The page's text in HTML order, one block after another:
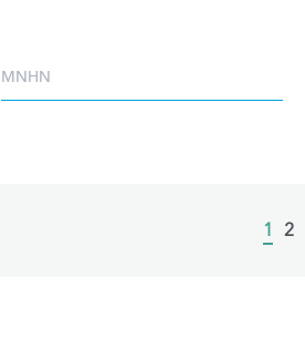
MNHN
1 2